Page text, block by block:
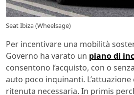
Seat Ibiza (Wheelsage)
Per incentivare una mobilità
Governo ha varato un piano di
consentono l’acquisto, con o
auto poco inquinanti.
ritenuta necessaria. In primis